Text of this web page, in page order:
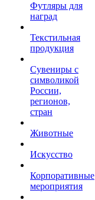
Футляры для
наград
Текстильная
продукция
Сувениры с
символикой
России,
регионов,
стран
Животные
Искусство
Корпоративные
мероприятия